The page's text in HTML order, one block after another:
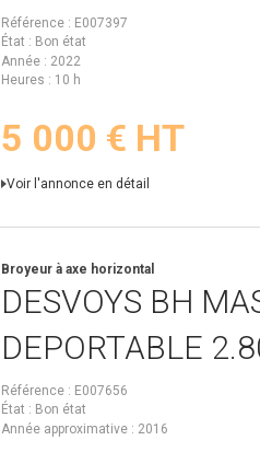
Référence
E007397
État
Bon état
Année
2022
Heures
10 h
5 000 € HT
Voir l'annonce en détail
DESVOYS BH
DEPORTABLE
Broyeur à axe horizontal
Référence
E007656
État
Bon état
Année approximative
2016